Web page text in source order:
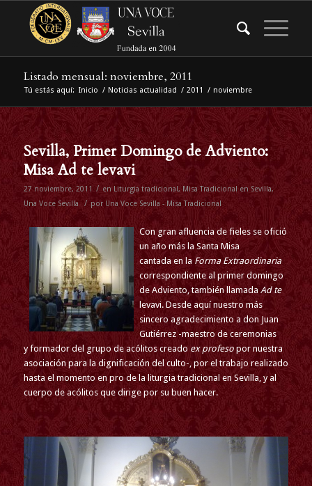
Listado mensual: noviembre, 2011
Tú estás aquí: Inicio / Noticias actualidad / 2011 / noviembre
Sevilla, Primer Domingo de Adviento:
Misa Ad te levavi
27 noviembre, 2011 / en Liturgia tradicional, Misa Tradicional en Sevilla,
Una Voce Sevilla
/ por Una Voce Sevilla - Misa Tradicional
Con gran afluencia de fieles se ofició
un año más la Santa Misa
cantada en la Forma Extraordinaria
correspondiente al primer domingo
de Adviento, también llamada Ad te
levavi. Desde aquí nuestro más
sincero agradecimiento a don Juan
Gutiérrez -maestro de ceremonias
y formador del grupo de acólitos creado ex profesopor nuestra
asociación para la dignificación del culto-, por el trabajo realizado
hasta el momento en pro de la liturgia tradicional en Sevilla, y al
cuerpo de acólitos que dirige por su buen hacer.